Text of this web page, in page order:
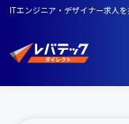
ITエンジニア・デザイナー求人